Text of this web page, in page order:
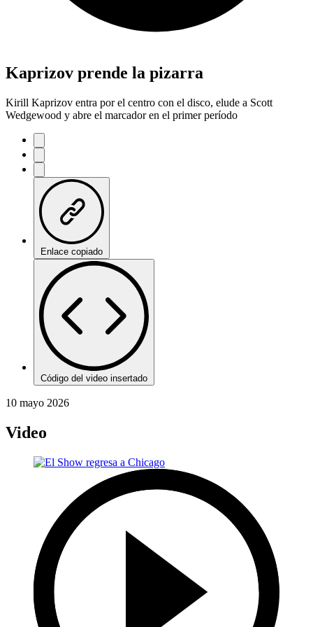
Kaprizov prende la pizarra
Kirill Kaprizov entra por el centro con el disco, elude a Scott
Wedgewood y abre el marcador en el primer período
Enlace copiado
Código del video insertado
10 mayo 2026
Video